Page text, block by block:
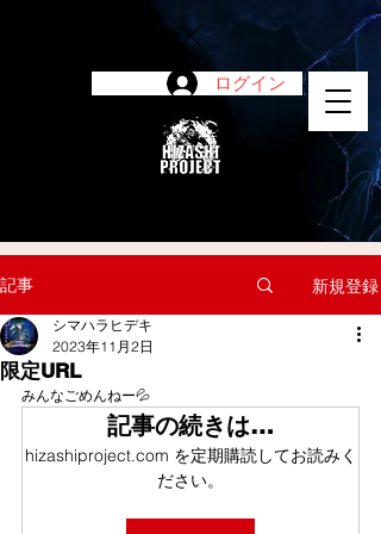
ログイン
記事 新規登録
限定URL
シマハラヒデキ
2023年11月2日
みんなごめんねー💦
記事の続きは…
hizashiproject.com を定期購読してお読みく
ださい。